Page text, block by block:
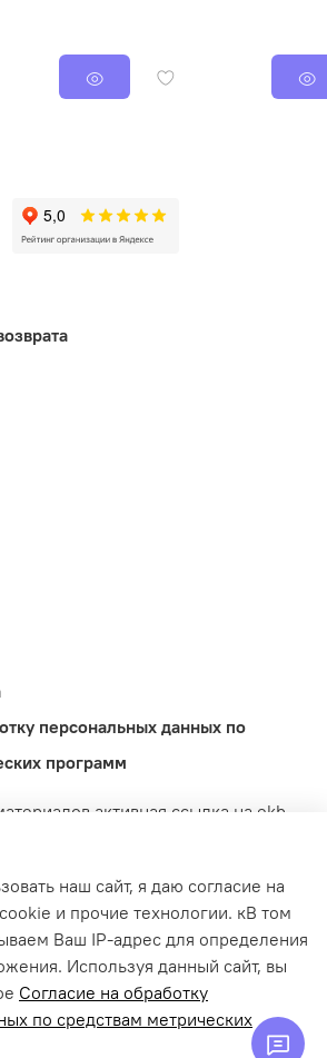
персональных данных по
программ
активная ссылка на ekb-
и ни при каких условиях не
офертой, определяемой
437 (2) Гражданского кодекса
/ Магазин IMPORT.
| ИНН: 665913301139 |
наш сайт, я даю согласие на
и прочие технологии. кВ том
Ваш IP-адрес для определения
Используя данный сайт, вы
Согласие на обработку
по средствам метрических